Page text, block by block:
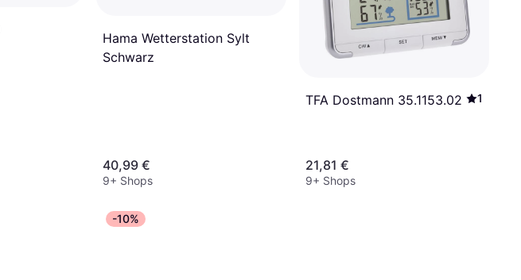
Hama Wetterstation Sylt
Schwarz
40,99 €
9+ Shops
TFA Dostmann 35.1153.02 1
21,81 €
9+ Shops
-10%